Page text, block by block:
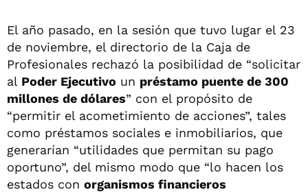
El año pasado, en la sesión que tuvo lugar el 23
de noviembre, el directorio de la Caja de
Profesionales rechazó la posibilidad de “solicitar
al Poder Ejecutivo un préstamo puente de 300
millones de dólares” con el propósito de
“permitir el acometimiento de acciones”, tales
como préstamos sociales e inmobiliarios, que
generarían “utilidades que permitan su pago
oportuno”, del mismo modo que “lo hacen los
estados con organismos financieros